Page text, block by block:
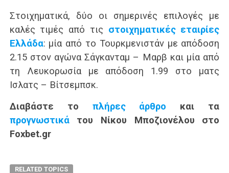
Στοιχηματικά, δύο οι σημερινές επιλογές με
καλές τιμές από τις στοιχηματικές εταιρίες
Ελλάδα: μία από το Τουρκμενιστάν με απόδοση
2.15 στον αγώνα Σάγκανταμ – Μαρβ και μία από
τη Λευκορωσία με απόδοση 1.99 στο ματς
Ισλατς – Βίτσεμπσκ.
Διαβάστε το πλήρες άρθρο και τα
προγνωστικάτου Νίκου Μποζιονέλου στο
Foxbet.gr
RELATED TOPICS